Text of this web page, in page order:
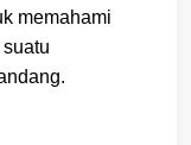
memahami